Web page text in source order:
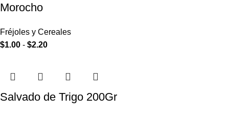
Morocho
Fréjoles y Cereales
$1.00 - $2.20
Salvado de Trigo 200Gr